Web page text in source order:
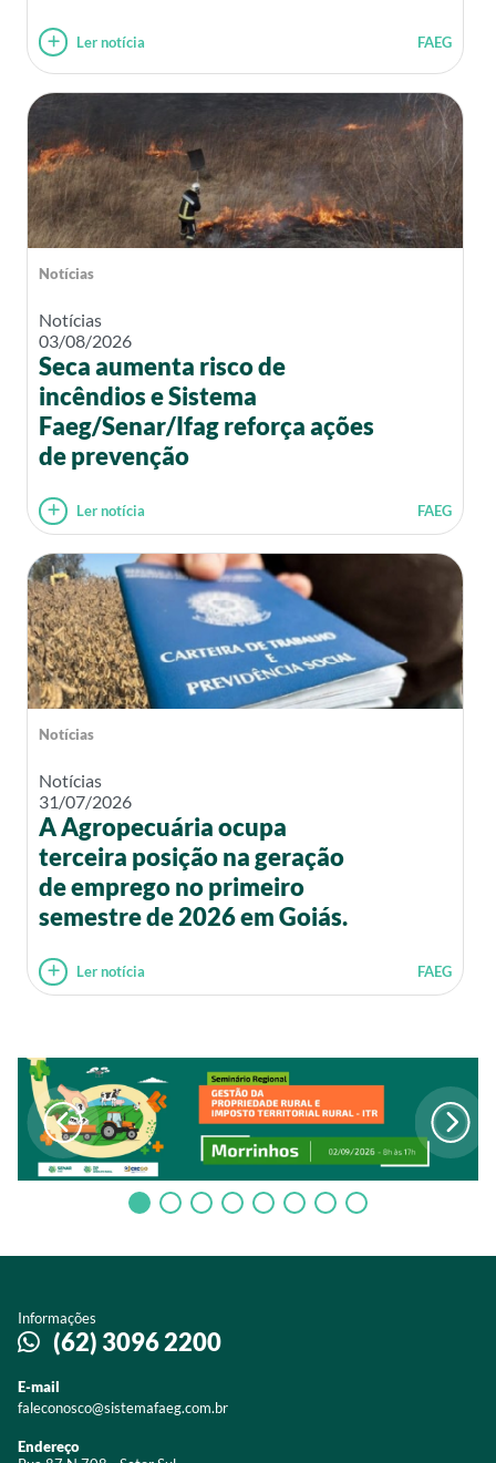
Ler notícia FAEG
Notícias
Notícias
03/08/2026
Seca aumenta risco de
incêndios e Sistema
Faeg/Senar/Ifag reforça ações
de prevenção
Ler notícia FAEG
Notícias
Notícias
31/07/2026
A Agropecuária ocupa
terceira posição na geração
de emprego no primeiro
semestre de 2026 em Goiás.
Ler notícia FAEG
Informações
(62) 3096 2200
E-mail
faleconosco@sistemafaeg.com.br
Endereço